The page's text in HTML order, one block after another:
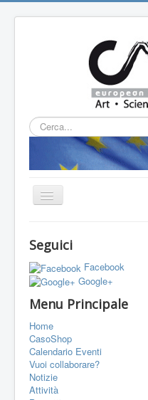
Cerca...
Cambia
navigazione
CHI SIAMO
L'ASSOCIAZIONE
PROGETTI
PORTFOLIO
CONTATTI
LINK
Seguici
Facebook
Google+
Menu Principale
Home
CasoShop
Calendario Eventi
Vuoi collaborare?
Notizie
Attività